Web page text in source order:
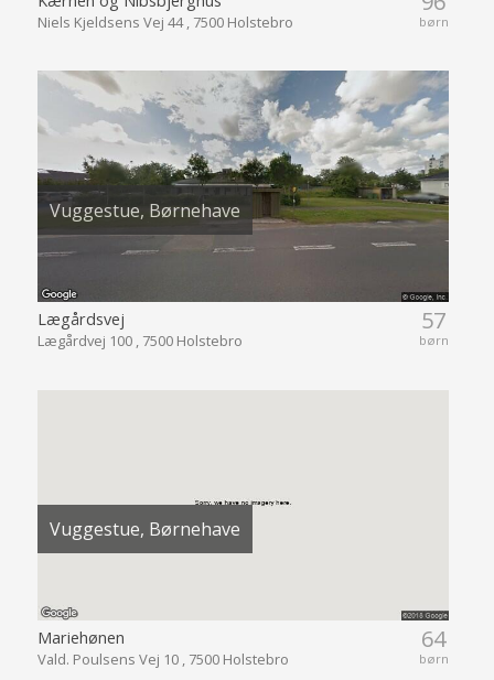
børn
Niels Kjeldsens Vej 44 , 7500 Holstebro
Vuggestue, Børnehave
57
børn
Lægårdsvej
Lægårdvej 100 , 7500 Holstebro
Vuggestue, Børnehave
64
børn
Mariehønen
Vald. Poulsens Vej 10 , 7500 Holstebro